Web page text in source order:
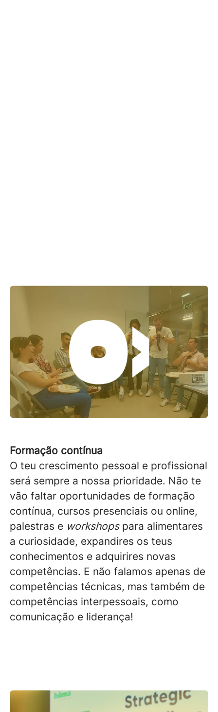
Formação contínua
O teu crescimento pessoal e profissional
será sempre a nossa prioridade. Não te
vão faltar oportunidades de formação
contínua, cursos presenciais ou online,
palestras e workshopspara alimentares
a curiosidade, expandires os teus
conhecimentos e adquirires novas
competências. E não falamos apenas de
competências técnicas, mas também de
competências interpessoais, como
comunicação e liderança!